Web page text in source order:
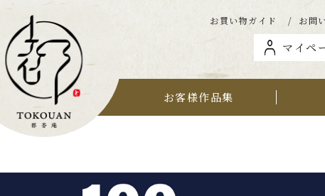
お買い物ガイド お問
マイペ
お客様作品集